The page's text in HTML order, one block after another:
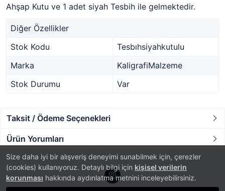
Size daha iyi bir alışveriş deneyimi sunabilmek için, çerezler
(cookies) kullanıyoruz. Detaylı bilgi için kişisel verilerin
korunması hakkında aydınlatma metnini inceleyebilirsiniz.
Ahşap Kutu ve 1 adet siyah Tesbih ile gelmektedir.
Diğer Özellikler
Stok Kodu
Tesbıhsiyahkutulu
Marka
KaligrafiMalzeme
Stok Durumu
Var
Taksit / Ödeme Seçenekleri
Ürün Yorumları